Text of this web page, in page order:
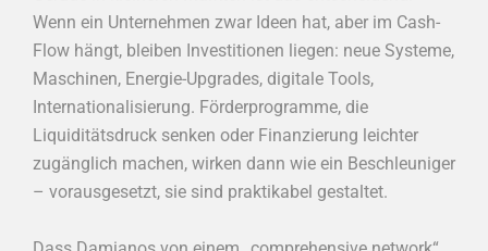
Wenn ein Unternehmen zwar Ideen hat, aber im Cash-
Flow hängt, bleiben Investitionen liegen: neue Systeme,
Maschinen, Energie-Upgrades, digitale Tools,
Internationalisierung. Förderprogramme, die
Liquiditätsdruck senken oder Finanzierung leichter
zugänglich machen, wirken dann wie ein Beschleuniger
– vorausgesetzt, sie sind praktikabel gestaltet.